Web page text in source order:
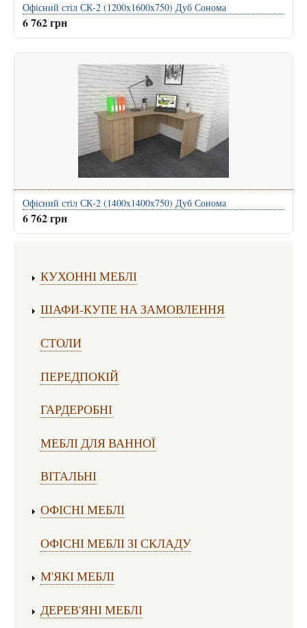
Офісний стіл СК-2 (1200x1600x750) Дуб Сонома
6 762 грн
Офісний стіл СК-2 (1400x1400x750) Дуб Сонома
6 762 грн
КУХОННІ МЕБЛІ
ШАФИ-КУПЕ НА ЗАМОВЛЕННЯ
СТОЛИ
ПЕРЕДПОКІЙ
ГАРДЕРОБНІ
МЕБЛІ ДЛЯ ВАННОЇ
ВІТАЛЬНІ
ОФІСНІ МЕБЛІ
ОФІСНІ МЕБЛІ ЗІ СКЛАДУ
М'ЯКІ МЕБЛІ
ДЕРЕВ'ЯНІ МЕБЛІ